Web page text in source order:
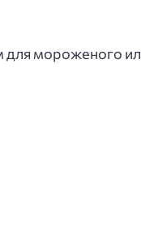
мороженого